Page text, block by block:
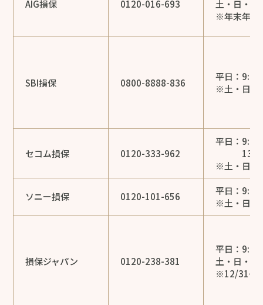
AIG損保 0120-016-693
土・日・
※年末年始
SBI損保 0800-8888-836
平日：
※土・日・
セコム損保 0120-333-962
平日：
13:00
※土・日・
ソニー損保 0120-101-656
平日：
※土・日・
損保ジャパン 0120-238-381
平日：
土・日・
※12/31～